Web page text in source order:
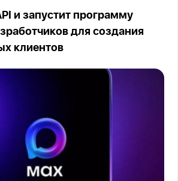
и запустит программу
для создания
клиентов